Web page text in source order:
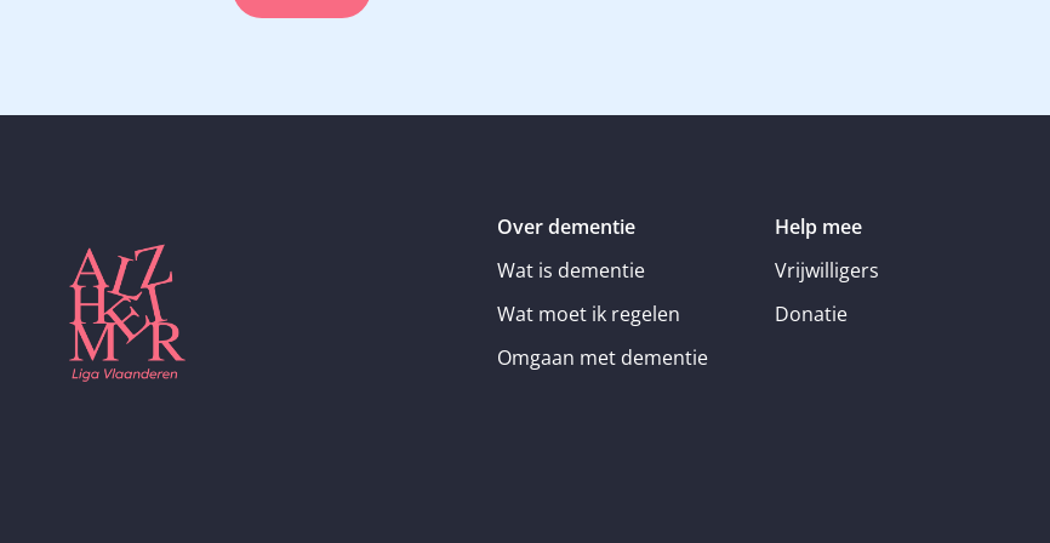
Over dementie
Wat is dementie
Wat moet ik regelen
Omgaan met dementie
Help mee
Vrijwilligers
Donatie